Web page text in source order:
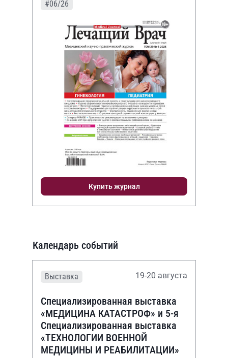
#06/26
Купить журнал
Календарь событий
Выставка 19-20 августа
Специализированная выставка
«МЕДИЦИНА КАТАСТРОФ» и 5-я
Специализированная выставка
«ТЕХНОЛОГИИ ВОЕННОЙ
МЕДИЦИНЫ И РЕАБИЛИТАЦИИ»